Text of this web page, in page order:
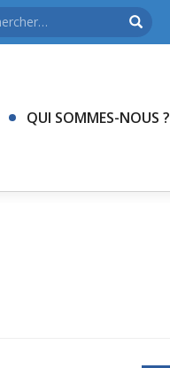
QUI SOMMES-NOUS ?